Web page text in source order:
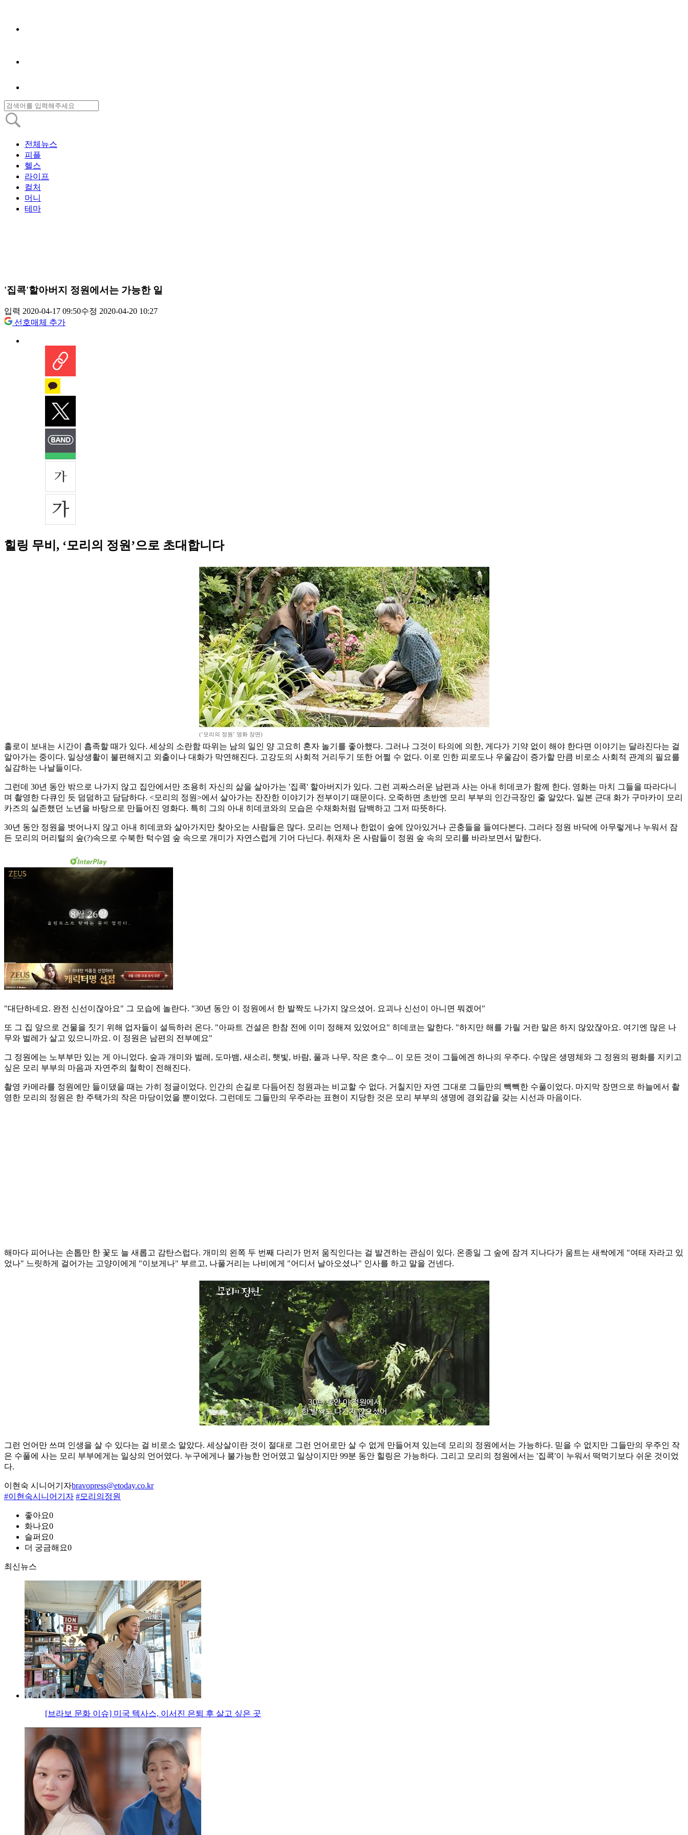
전체뉴스
피플
헬스
라이프
컬처
머니
테마
'집콕'할아버지 정원에서는 가능한 일
입력 2020-04-17 09:50수정 2020-04-20 10:27
선호매체 추가
힐링 무비, ‘모리의 정원’으로 초대합니다
(‘모리의 정원’ 영화 장면)
홀로이 보내는 시간이 흡족할 때가 있다. 세상의 소란함 따위는 남의 일인 양 고요히 혼자 놀기를 좋아했다. 그러나 그것이 타의에 의한, 게다가 기약 없이 해야 한다면 이야기는 달라진다는 걸
알아가는 중이다. 일상생활이 불편해지고 외출이나 대화가 막연해진다. 고강도의 사회적 거리두기 또한 어쩔 수 없다. 이로 인한 피로도나 우울감이 증가할 만큼 비로소 사회적 관계의 필요를
실감하는 나날들이다.
그런데 30년 동안 밖으로 나가지 않고 집안에서만 조용히 자신의 삶을 살아가는 '집콕' 할아버지가 있다. 그런 괴짜스러운 남편과 사는 아내 히데코가 함께 한다. 영화는 마치 그들을 따라다니
며 촬영한 다큐인 듯 덤덤하고 담담하다. <모리의 정원>에서 살아가는 잔잔한 이야기가 전부이기 때문이다. 오죽하면 초반엔 모리 부부의 인간극장인 줄 알았다. 일본 근대 화가 구마카이 모리
카즈의 실존했던 노년을 바탕으로 만들어진 영화다. 특히 그의 아내 히데코와의 모습은 수채화처럼 담백하고 그저 따뜻하다.
30년 동안 정원을 벗어나지 않고 아내 히데코와 살아가지만 찾아오는 사람들은 많다. 모리는 언제나 한없이 숲에 앉아있거나 곤충들을 들여다본다. 그러다 정원 바닥에 아무렇게나 누워서 잠
든 모리의 머리털의 숲(?)속으로 수북한 턱수염 숲 속으로 개미가 자연스럽게 기어 다닌다. 취재차 온 사람들이 정원 숲 속의 모리를 바라보면서 말한다.
"대단하네요. 완전 신선이잖아요" 그 모습에 놀란다. "30년 동안 이 정원에서 한 발짝도 나가지 않으셨어. 요괴나 신선이 아니면 뭐겠어"
또 그 집 앞으로 건물을 짓기 위해 업자들이 설득하러 온다. "아파트 건설은 한참 전에 이미 정해져 있었어요" 히데코는 말한다. "하지만 해를 가릴 거란 말은 하지 않았잖아요. 여기엔 많은 나
무와 벌레가 살고 있으니까요. 이 정원은 남편의 전부예요"
그 정원에는 노부부만 있는 게 아니었다. 숲과 개미와 벌레, 도마뱀, 새소리, 햇빛, 바람, 풀과 나무, 작은 호수... 이 모든 것이 그들에겐 하나의 우주다. 수많은 생명체와 그 정원의 평화를 지키고
싶은 모리 부부의 마음과 자연주의 철학이 전해진다.
촬영 카메라를 정원에만 들이댔을 때는 가히 정글이었다. 인간의 손길로 다듬어진 정원과는 비교할 수 없다. 거칠지만 자연 그대로 그들만의 빽빽한 수풀이었다. 마지막 장면으로 하늘에서 촬
영한 모리의 정원은 한 주택가의 작은 마당이었을 뿐이었다. 그런데도 그들만의 우주라는 표현이 지당한 것은 모리 부부의 생명에 경외감을 갖는 시선과 마음이다.
해마다 피어나는 손톱만 한 꽃도 늘 새롭고 감탄스럽다. 개미의 왼쪽 두 번째 다리가 먼저 움직인다는 걸 발견하는 관심이 있다. 온종일 그 숲에 잠겨 지나다가 움트는 새싹에게 "여태 자라고 있
었나" 느릿하게 걸어가는 고양이에게 "이보게나" 부르고, 나풀거리는 나비에게 "어디서 날아오셨나" 인사를 하고 말을 건넨다.
그런 언어만 쓰며 인생을 살 수 있다는 걸 비로소 알았다. 세상살이란 것이 절대로 그런 언어로만 살 수 없게 만들어져 있는데 모리의 정원에서는 가능하다. 믿을 수 없지만 그들만의 우주인 작
은 수풀에 사는 모리 부부에게는 일상의 언어였다. 누구에게나 불가능한 언어였고 일상이지만 99분 동안 힐링은 가능하다. 그리고 모리의 정원에서는 '집콕'이 누워서 떡먹기보다 쉬운 것이었
다.
이현숙 시니어기자bravopress@etoday.co.kr
#이현숙시니어기자 #모리의정원
좋아요0
화나요0
슬퍼요0
더 궁금해요0
최신뉴스
[브라보 문화 이슈] 미국 텍사스, 이서진 은퇴 후 살고 싶은 곳